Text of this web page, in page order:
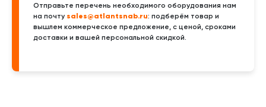
Отправьте перечень необходимого оборудования нам
на почту sales@atlantsnab.ru: подберём товар и
вышлем коммерческое предложение, с ценой, сроками
доставки и вашей персональной скидкой.